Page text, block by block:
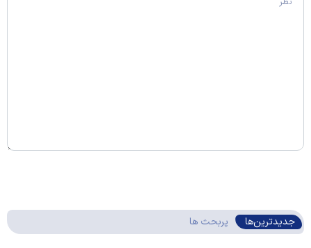
جدیدترین‌ها پربحث ها